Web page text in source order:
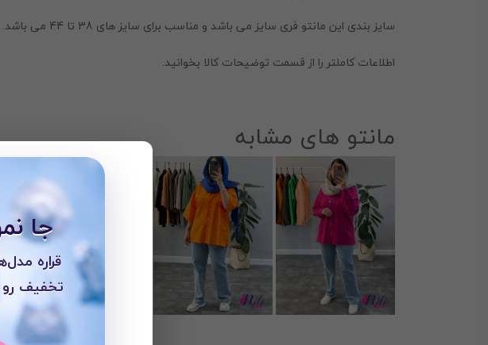
سایز بندی این مانتو فری سایز می باشد و مناسب برای سایز های 38 تا 44 می باشد.
اطلاعات کاملتر را از قسمت توضیحات کالا بخوانید.
مانتو های مشابه
جا
قراره
تخفیف رو